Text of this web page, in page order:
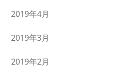
2019年4月
2019年3月
2019年2月